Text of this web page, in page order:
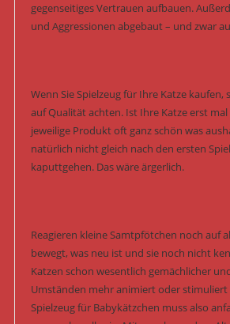
gegenseitiges Vertrauen aufbauen.
und Aggressionen abgebaut – und zwar
Wenn Sie Spielzeug für Ihre Katze kaufen,
auf Qualität achten. Ist Ihre Katze erst
jeweilige Produkt oft ganz schön was
natürlich nicht gleich nach den ersten
kaputtgehen. Das wäre ärgerlich.
Reagieren kleine Samtpfötchen noch auf
bewegt, was neu ist und sie noch nicht
Katzen schon wesentlich gemächlicher
Umständen mehr animiert oder stimuliert
Spielzeug für Babykätzchen muss also